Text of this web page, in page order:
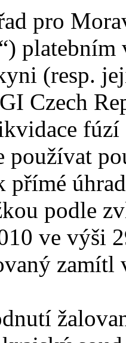
pro
platebním
(resp.
Czech
používat
přímé
podle
ve výši
zamítl